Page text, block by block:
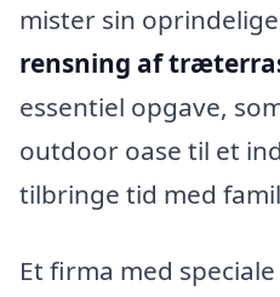
mister sin
rensning af
essentiel opgave,
outdoor oase til et
tilbringe tid med
Et firma med